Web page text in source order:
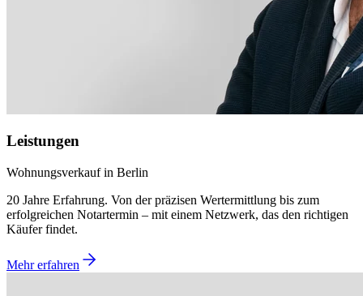
Leistungen
Wohnungsverkauf in Berlin
20 Jahre Erfahrung. Von der präzisen Wertermittlung bis zum
erfolgreichen Notartermin – mit einem Netzwerk, das den richtigen
Käufer findet.
Mehr erfahren